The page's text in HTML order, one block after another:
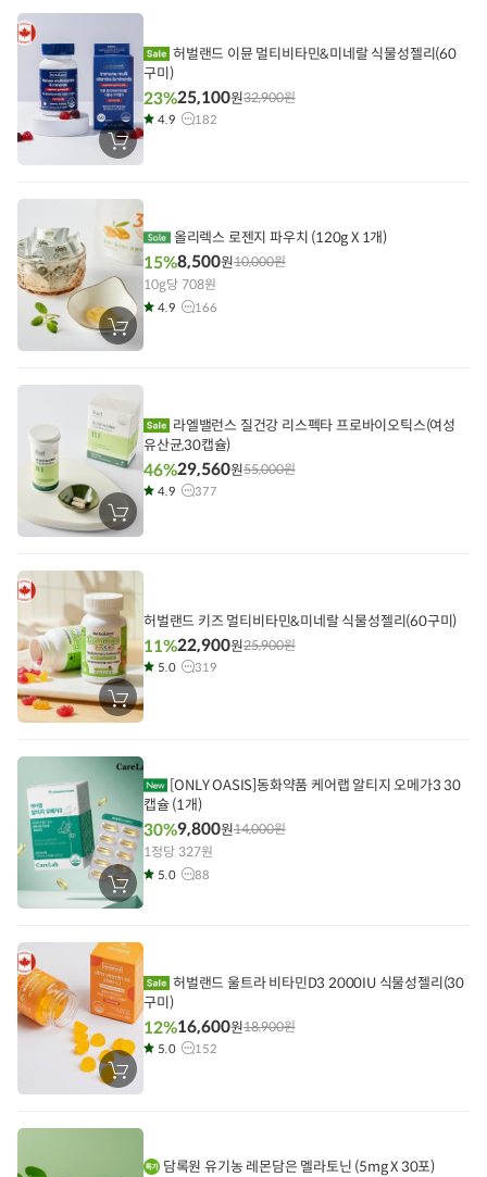
에
기
장
바
에
담
기
구미)
23%25,100원32,900원
4.9 182
장
바
에
올리렉스 로젠지 파우치 (120g X 1개)
15%8,500원10,000원
10g당 708원
4.9 166
장
바
에
담
기
유산균,30캡슐)
46%29,560원55,000원
4.9 377
장
바
에
담
허벌랜드 키즈 멀티비타민&미네랄 식물성젤리(60구미)
11%22,900원25,900원
5.0 319
장
바
에
담
기
[ONLY OASIS]동화약품 케어랩 알티지 오메가3 30
캡슐 (1개)
30%9,800원14,000원
1정당 327원
5.0 88
장
바
에
구미)
12%16,600원18,900원
5.0 152
담록원 유기농 레몬담은 멜라토닌 (5mg X 30포)